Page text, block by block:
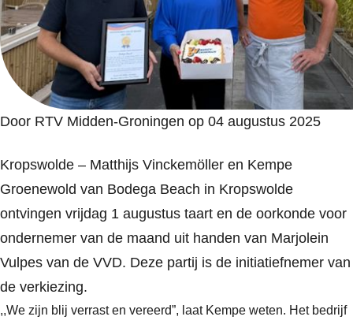
Door RTV Midden-Groningen op 04 augustus 2025
Kropswolde – Matthijs Vinckemöller en Kempe
Groenewold van Bodega Beach in Kropswolde
ontvingen vrijdag 1 augustus taart en de oorkonde voor
ondernemer van de maand uit handen van Marjolein
Vulpes van de VVD. Deze partij is de initiatiefnemer van
de verkiezing.
,,We zijn blij verrast en vereerd”, laat Kempe weten. Het bedrijf